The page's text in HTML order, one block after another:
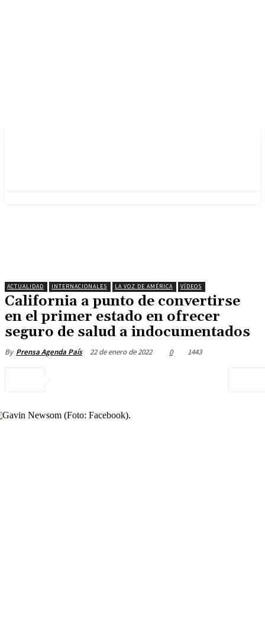
ACTUALIDAD INTERNACIONALES LA VOZ DE AMÉRICA VÍDEOS
California a punto de convertirse
en el primer estado en ofrecer
seguro de salud a indocumentados
By Prensa Agenda País 22 de enero de 2022 0 1443